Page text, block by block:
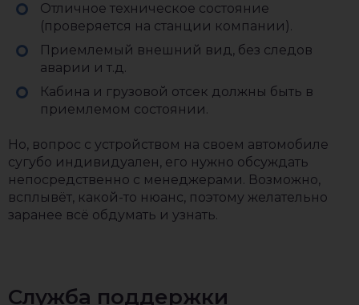
Отличное техническое состояние
(проверяется на станции компании).
Приемлемый внешний вид, без следов
аварии и т.д.
Кабина и грузовой отсек должны быть в
приемлемом состоянии.
Но, вопрос с устройством на своем автомобиле
сугубо индивидуален, его нужно обсуждать
непосредственно с менеджерами. Возможно,
всплывёт, какой-то нюанс, поэтому желательно
заранее всё обдумать и узнать.
Служба поддержки